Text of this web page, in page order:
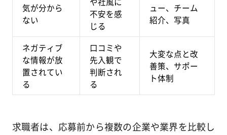
気が分から
ない
不安を感
じる
ュー、チーム
紹介、写真
ネガティブ
な情報が放
置されてい
る
口コミや
先入観で
判断され
る
大変な点と改
善策、サポー
ト体制
求職者は、応募前から複数の企業や業界を比較し